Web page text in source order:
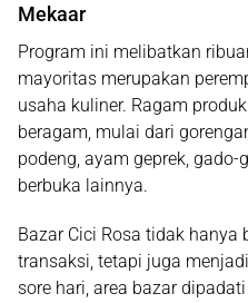
Mekaar
Program ini melibatkan
mayoritas merupakan
usaha kuliner. Ragam
beragam, mulai dari
podeng, ayam geprek,
berbuka lainnya.
Bazar Cici Rosa tidak hanya
transaksi, tetapi juga
sore hari, area bazar